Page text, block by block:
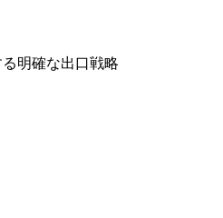
明確な出口戦略